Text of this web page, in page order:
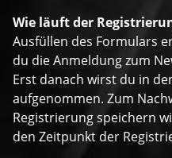
Wie läuft der
Ausfüllen des Formulars
du die Anmeldung zum
Erst danach wirst du in
aufgenommen. Zum
Registrierung speichern
den Zeitpunkt der